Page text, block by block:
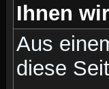
Ihnen
Aus
diese